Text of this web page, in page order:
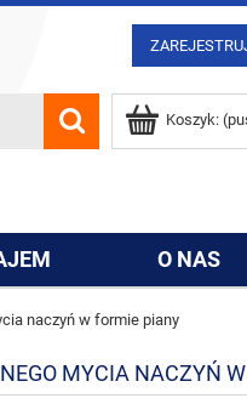
Koszyk:
O NAS
naczyń w formie piany
MYCIA NACZYŃ